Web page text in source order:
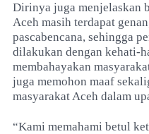
Dirinya juga menjelaskan
Aceh masih terdapat
pascabencana, sehingga
dilakukan dengan kehati-
membahayakan
juga memohon maaf
masyarakat Aceh dalam
“Kami memahami betul